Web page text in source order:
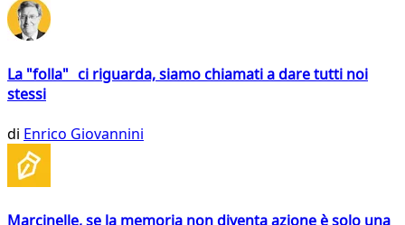
La "folla" ci riguarda, siamo chiamati a dare tutti noi
stessi
di Enrico Giovannini
Marcinelle, se la memoria non diventa azione è solo una